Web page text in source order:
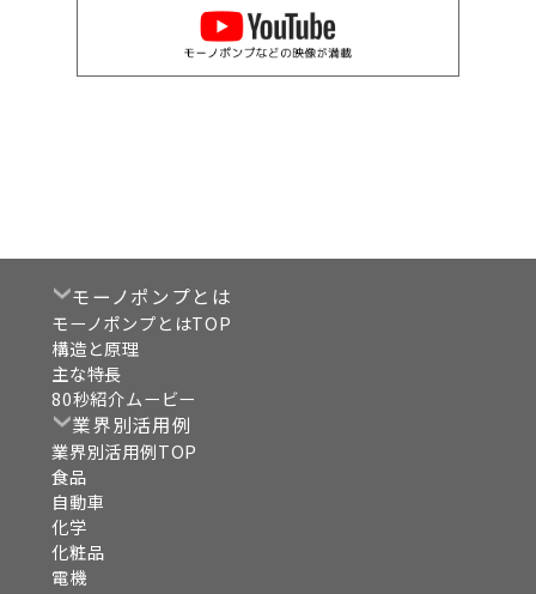
モーノポンプとは
モーノポンプとはTOP
構造と原理
主な特長
80秒紹介ムービー
業界別活用例
業界別活用例TOP
食品
自動車
化学
化粧品
電機